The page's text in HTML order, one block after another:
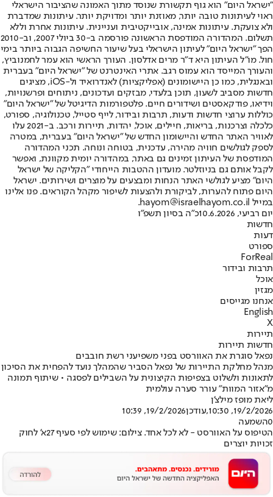
"ישראל היום" הוא גוף תקשורת שנוסד מתוך האמונה שהציבור הישראלי
ראוי לעיתונות טובה יותר, מאוזנת יותר ומדויקת יותר. עיתונות שמדברת
ולא צועקת. עיתונות אמינה, אובייקטיבית ועניינית. עיתונות אחרת וללא
תשלום. המהדורה המודפסת הראשונה פורסמה ב-30 ביולי 2007, וב-2010
הפך "ישראל היום" לעיתון הישראלי בעל שיעור החשיפה הגבוה ביותר בימי
חול. מו"ל העיתון היא ד"ר מרים אדלסון. העורך הראשי הוא עמר לחמנוביץ,
והעורך המייסד הוא עמוס רגב. אתרי האינטרנט של "ישראל היום" בעברית
ובאנגלית, כמו כן היישומונים (אפליקציות) לאנדרואיד ול-iOS, מציגים
חדשות מסביב לשעון, תוכן בלעדי, מבזקים ועדכונים, ניתוחים ופרשנויות,
וידיאו, פודקאסטים ושידורים חיים. פלטפורמות הדיגיטל של "ישראל היום"
כוללות ערוצי חדשות ודעות, תרבות ובידור, לייף סטייל, טכנולוגיה, ספורט,
כלכלה וצרכנות, בריאות, חיילים, אוכל, יהדות, תיירות ורכב. ב-2021 עלו
לאוויר האתר החדש והיישומון החדש של "ישראל היום" בעברית, במטרה
לספק לגולשים חוויה מהירה, עדכנית, בטוחה ונוחה. תכני המהדורה
המודפסת של העיתון זמינים גם באתר, במהדורה יומית מקוונת, ואפשר
לקבל אותם גם בניוזלטר. מועדון ההטבות הייחודי "הקליקה של ישראל
היום" מציע לגולשי האתר הנחות ומבצעים על מוצרים ושירותים. ישראל
היום פתוח להערות, לביקורת ולהצעות לשיפור מקהל הקוראים. פנו אלינו
במייל hayom@israelhayom.co.il.
יום רביעי, 10.6.2026
כ"ה בסיון תשפ"ו
חדשות
דעות
ספורט
ForReal
תרבות ובידור
אוכל
מגזין
אנחנו מגייסים
English
X
תיירות
חדשות תיירות
נפאל סוגרת את האוורסט בפני משפיעני רשת חובבים
מנהל מחלקת התיירות של נפאל הסביר שהמהלך נועד להפחית את הסיכון
לתאונות ולשלוט בצפיפות הקיצונית על השבילים לפסגה • שיתוף תמונה
מ"אזור המוות" עורר סערה עולמית
ליאת מופז מילצ'ן
19/2/2026, 10:30
,עודכן19/2/2026, 10:39
0השמעה
הטיפוס על האוורסט - לא לכל אחד. צילום: שימוש לפי סעיף 27א' לחוק
זכויות יוצרים